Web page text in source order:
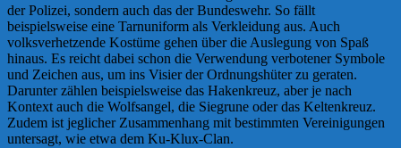
der Polizei, sondern auch das der Bundeswehr. So fällt
beispielsweise eine Tarnuniform als Verkleidung aus. Auch
volksverhetzende Kostüme gehen über die Auslegung von Spaß
hinaus. Es reicht dabei schon die Verwendung verbotener Symbole
und Zeichen aus, um ins Visier der Ordnungshüter zu geraten.
Darunter zählen beispielsweise das Hakenkreuz, aber je nach
Kontext auch die Wolfsangel, die Siegrune oder das Keltenkreuz.
Zudem ist jeglicher Zusammenhang mit bestimmten Vereinigungen
untersagt, wie etwa dem Ku-Klux-Clan.